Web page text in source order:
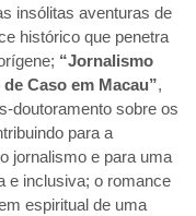
insólitas aventuras de
histórico que penetra
“Jornalismo
Caso em Macau”,
doutoramento sobre os
para a
jornalismo e para uma
e inclusiva; o romance
espiritual de uma